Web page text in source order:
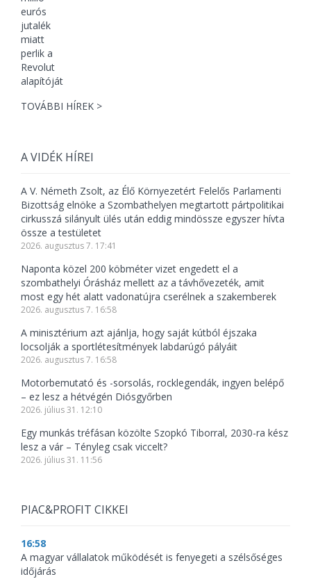
TOVÁBBI HÍREK >
A VIDÉK HÍREI
A V. Németh Zsolt, az Élő Környezetért Felelős Parlamenti
Bizottság elnöke a Szombathelyen megtartott pártpolitikai
cirkusszá silányult ülés után eddig mindössze egyszer hívta
össze a testületet
2026. augusztus 7. 17:41
Naponta közel 200 köbméter vizet engedett el a
szombathelyi Órásház mellett az a távhővezeték, amit
most egy hét alatt vadonatújra cserélnek a szakemberek
2026. augusztus 7. 16:58
A minisztérium azt ajánlja, hogy saját kútból éjszaka
locsolják a sportlétesítmények labdarúgó pályáit
2026. augusztus 7. 16:58
Motorbemutató és -sorsolás, rocklegendák, ingyen belépő
– ez lesz a hétvégén Diósgyőrben
2026. július 31. 12:10
Egy munkás tréfásan közölte Szopkó Tiborral, 2030-ra kész
lesz a vár – Tényleg csak viccelt?
2026. július 31. 11:56
PIAC&PROFIT CIKKEI
16:58
A magyar vállalatok működését is fenyegeti a szélsőséges
időjárás